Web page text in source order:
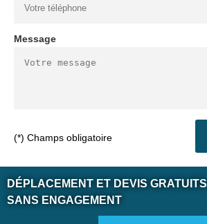
Message
(*) Champs obligatoire
DÉPLACEMENT ET DEVIS GRATUITS
SANS ENGAGEMENT